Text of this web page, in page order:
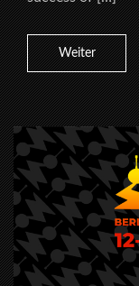
Weiter